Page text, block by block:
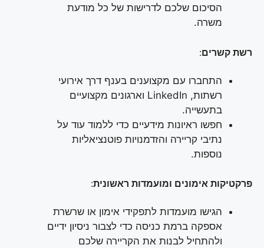
הסיכום שלכם לדרישות של כל מודעת
משרה.
רשת קשרים:
התחברו עם מקצוענים בענף דרך אירועי
רשתות, LinkedIn וארגונים מקצועיים
בתעשייה.
חפשו ראיונות מידעיים כדי ללמוד עוד על
נתיבי קריירה והזדמנויות פוטנציאליות
נוספות.
פרקטיקות אימונים ומועמדות ראשונית:
הגישו מועמדות לתפקידי אימון או שרשרת
אספקה ברמת כניסה כדי לצבור ניסיון ידיים
ולהתחיל לבנות את הקריירה שלכם